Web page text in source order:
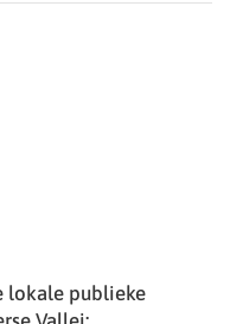
lokale publieke